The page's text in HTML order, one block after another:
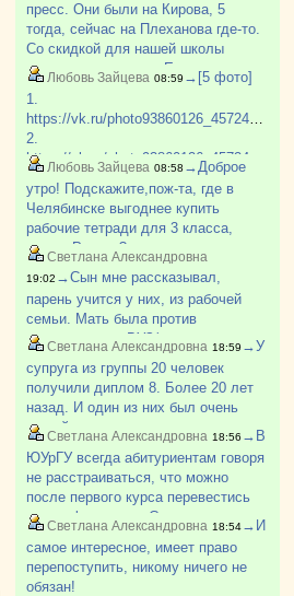
пресс. Они были на Кирова, 5
тогда, сейчас на Плеханова где-то.
Со скидкой для нашей школы
выходило дешевле. Есть еще
какой-то Игнат, который этим
занимается. У него многие
закупают пособия. Могу поискат?
Любовь Зайцева 08:59 →[5 фото]
1.
https://vk.ru/photo93860126_457248860
2.
https://vk.ru/photo93860126_457248858
https://vk.ru/photo93860126_457248859
4.
https://vk.ru/photo93860126_457248861
5.
https://vk.ru/photo93860126_457248862
Любовь Зайцева 08:58 →Доброе
утро! Подскажите,пож-та, где в
Челябинске выгоднее купить
рабочие тетради для 3 класса,
школа России?
Светлана Александровна
19:02 →Сын мне рассказывал,
парень учится у них, из рабочей
семьи. Мать была против
поступления в ВУЗ(парень
поступил). Говорила ему после
школы идти работать на завод. Как-
то так.
Светлана Александровна 18:59 →У
супруга из группы 20 человек
получили диплом 8. Более 20 лет
назад. И один из них был очень
умный парень из деревни, не
хватало денег, приходилось
работать и много пропускать. Был
самым лучшим в группе. И так
бывает.
Светлана Александровна 18:56 →В
ЮУрГУ всегда абитуриентам говоря
не расстраиваться, что можно
после первого курса перевестись
на др. факультет. Смотрю по
вакантным местам в ЮУрГУ с
каждым курсом всё больше
свободных мест и больше!
Светлана Александровна 18:54→И
самое интересное, имеет право
перепоступить, никому ничего не
обязан!